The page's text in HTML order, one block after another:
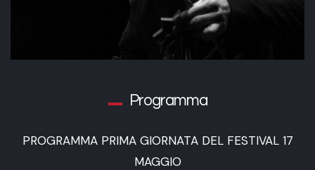
Programma
PROGRAMMA PRIMA GIORNATA DEL FESTIVAL 17
MAGGIO